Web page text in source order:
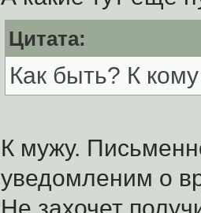
Цитата:
Как быть? К
К мужу.
уведомленим о